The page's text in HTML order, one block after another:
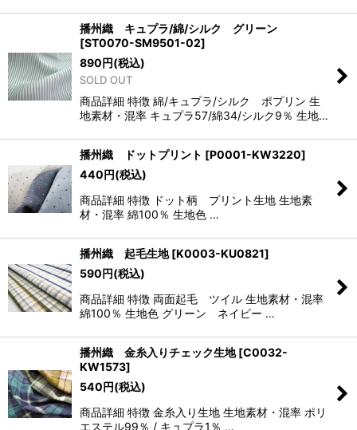
播州織 キュプラ/綿/シルク グリーン
[ST0070-SM9501-02]
890円(税込)
SOLD OUT
商品詳細 特徴 綿/キュプラ/シルク ポプリン 生
地素材・混率 キュプラ57/綿34/シルク9％ 生地…
播州織 ドットプリント [P0001-KW3220]
440円(税込)
商品詳細 特徴 ドット柄 プリント生地 生地素
材・混率 綿100％ 生地色 …
播州織 起毛生地 [K0003-KU0821]
590円(税込)
商品詳細 特徴 両面起毛 ツイル 生地素材・混率
綿100％ 生地色 グリーン ネイビー …
播州織 金糸入りチェック生地 [C0032-
KW1573]
540円(税込)
商品詳細 特徴 金糸入り生地 生地素材・混率 ポリ
エステル99％ / キュプラ1％ …